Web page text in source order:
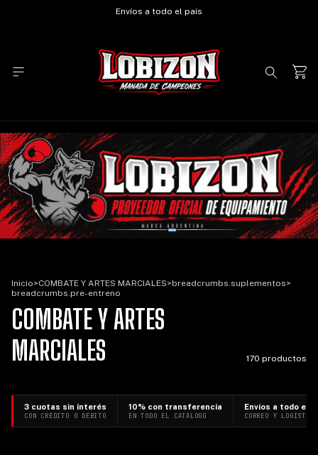
Envíos a todo el país
Inicio>COMBATE Y ARTES MARCIALES>breadcrumbs.suplementos>
breadcrumbs.pre-entreno
COMBATE Y ARTES
MARCIALES
170 productos
3 cuotas sin interés
CON CRÉDITO O DÉBITO
10% con transferencia
EN TODO EL CATÁLOGO
Envíos a todo el
CORREO Y